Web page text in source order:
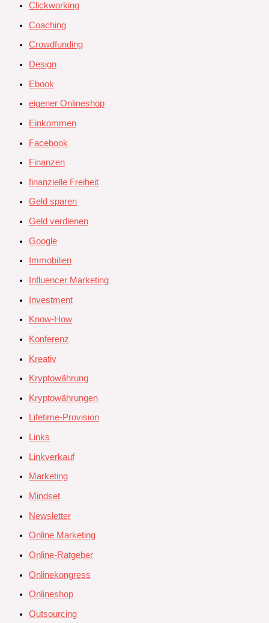
Clickworking
Coaching
Crowdfunding
Design
Ebook
eigener Onlineshop
Einkommen
Facebook
Finanzen
finanzielle Freiheit
Geld sparen
Geld verdienen
Google
Immobilien
Influencer Marketing
Investment
Know-How
Konferenz
Kreativ
Kryptowährung
Kryptowährungen
Lifetime-Provision
Links
Linkverkauf
Marketing
Mindset
Newsletter
Online Marketing
Online-Ratgeber
Onlinekongress
Onlineshop
Outsourcing